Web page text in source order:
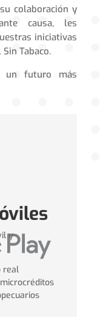
colaboración y
causa, les
iniciativas
Tabaco.
un futuro más
y
real